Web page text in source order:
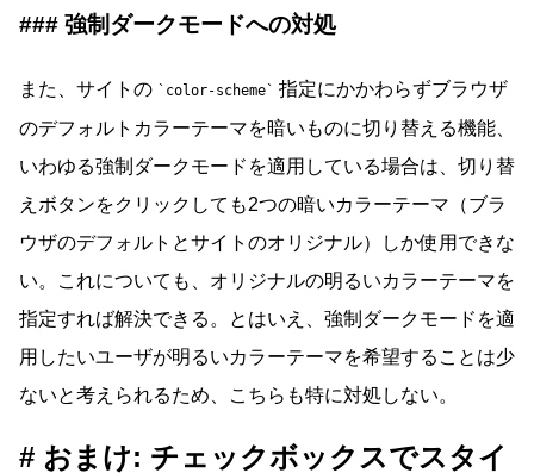
強制ダークモードへの対処
また、サイトの color-scheme
指定にかかわらずブラウザ
のデフォルトカラーテーマを暗いものに切り替える機能、
いわゆる強制ダークモードを適用している場合は、切り替
えボタンをクリックしても2つの暗いカラーテーマ（ブラ
ウザのデフォルトとサイトのオリジナル）しか使用できな
い。これについても、オリジナルの明るいカラーテーマを
指定すれば解決できる。とはいえ、強制ダークモードを適
用したいユーザが明るいカラーテーマを希望することは少
ないと考えられるため、こちらも特に対処しない。
おまけ: チェックボックスでスタイ